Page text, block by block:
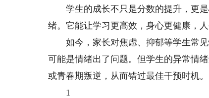
学生的成长不只是分数的提升，更是
绪。它能让学习更高效，身心更健康，人
如今，家长对焦虑、抑郁等学生常见
可能是情绪出了问题。但学生的异常情
或青春期叛逆，从而错过最佳干预时机。
1